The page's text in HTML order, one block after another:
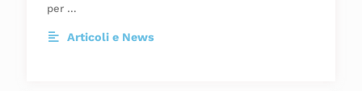
per …
Articoli e News